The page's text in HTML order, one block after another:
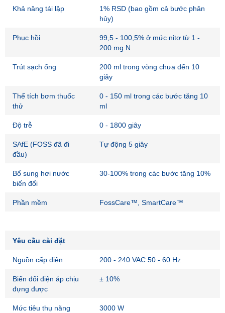
Khả năng tái lập
1% RSD (bao gồm cả bước phân
hủy)
Phục hồi
99,5 - 100,5% ở mức nitơ từ 1 -
200 mg N
Trút sạch ống
200 ml trong vòng chưa đến 10
giây
Thể tích bơm thuốc
thử
0 - 150 ml trong các bước tăng 10
ml
Độ trễ 0 - 1800 giây
SAfE (FOSS đã đi
đầu)
Tự động 5 giây
Bổ sung hơi nước
biến đổi
30-100% trong các bước tăng 10%
Phần mềm FossCare™, SmartCare™
Yêu cầu cài đặt
Nguồn cấp điện 200 - 240 VAC 50 - 60 Hz
Biến đổi điện áp chịu
đựng được
± 10%
Mức tiêu thụ năng
3000 W